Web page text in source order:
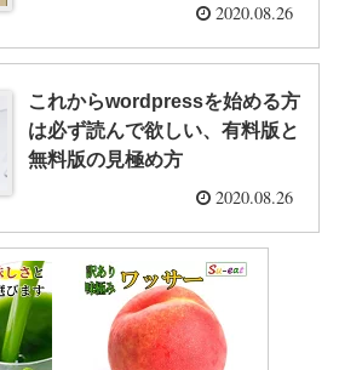
2020.08.26
これからwordpressを始める方
は必ず読んで欲しい、有料版と
無料版の見極め方
2020.08.26